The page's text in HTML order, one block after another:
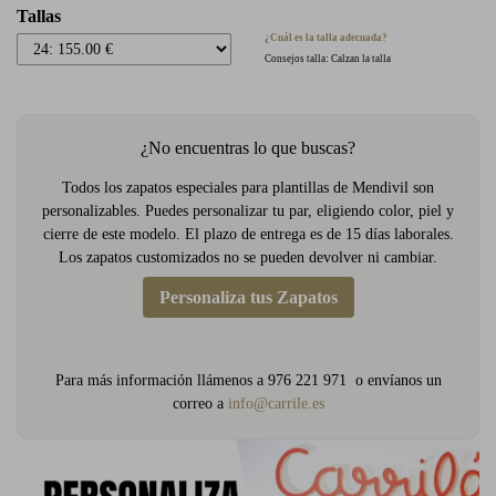
Tallas
¿Cuál es la talla adecuada?
Consejos talla: Calzan la talla
¿No encuentras lo que buscas?
Todos los zapatos especiales para plantillas de Mendivil son
personalizables. Puedes personalizar tu par, eligiendo color, piel y
cierre de este modelo. El plazo de entrega es de 15 días laborales.
Los zapatos customizados no se pueden devolver ni cambiar.
Personaliza tus Zapatos
Para más información llámenos a 976 221 971 o envíanos un
correo a info@carrile.es